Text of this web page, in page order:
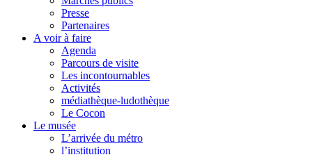
Presse
Partenaires
A voir à faire
Agenda
Parcours de visite
Les incontournables
Activités
médiathèque-ludothèque
Le Cocon
Le musée
L’arrivée du métro
l’institution